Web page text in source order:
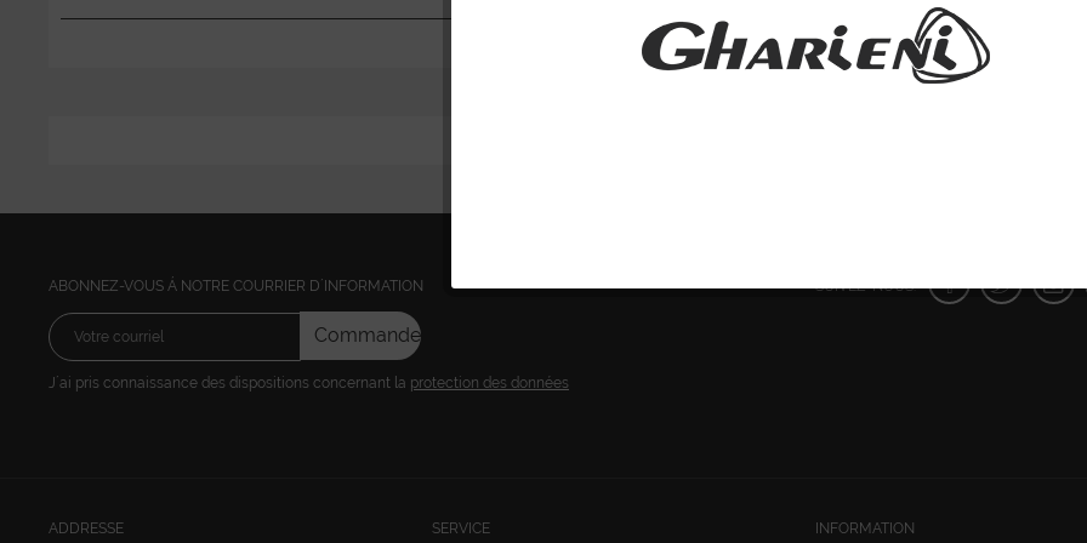
ABONNEZ-VOUS Á NOTRE COURRIER D´INFORMATION
Commandez
J´ai pris connaissance des dispositions concernant la protection des données
SUIVEZ-NOUS:
ADDRESSE SERVICE INFORMATION